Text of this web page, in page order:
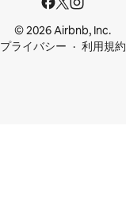
© 2026 Airbnb, Inc.
プライバシー
利用規約